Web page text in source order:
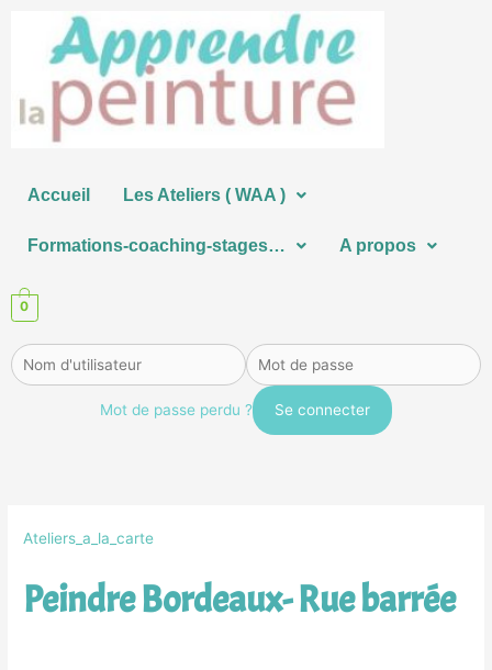
contenu
Accueil Les Ateliers ( WAA )
Formations-coaching-stages… A propos
0
Mot de passe perdu ?
Ateliers_a_la_carte
Peindre Bordeaux- Rue barrée